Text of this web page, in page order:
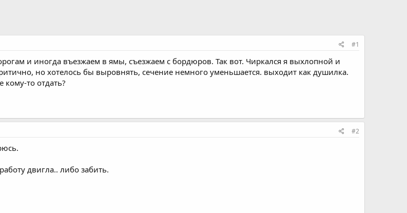
#1
и иногда въезжаем в ямы, съезжаем с бордюров. Так вот. Чиркался я выхлопной и
но хотелось бы выровнять, сечение немного уменьшается. выходит как душилка.
то отдать?
#2
двигла.. либо забить.